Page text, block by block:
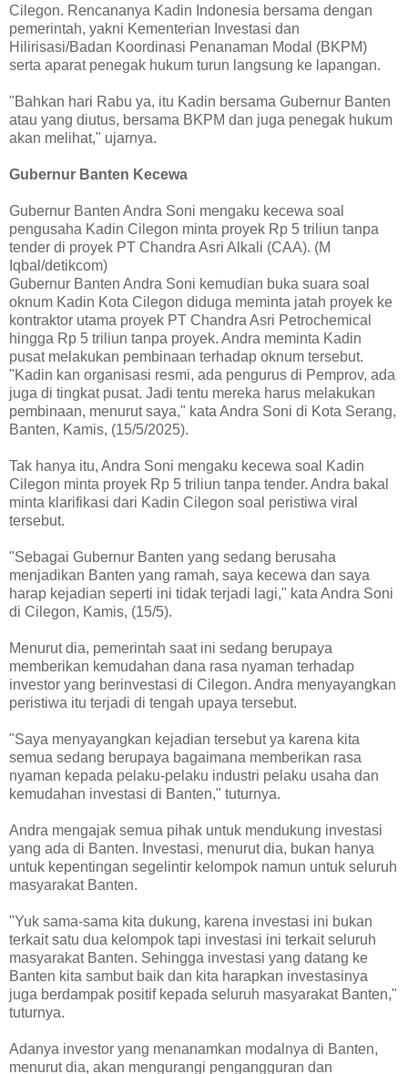
Cilegon. Rencananya Kadin Indonesia bersama dengan
pemerintah, yakni Kementerian Investasi dan
Hilirisasi/Badan Koordinasi Penanaman Modal (BKPM)
serta aparat penegak hukum turun langsung ke lapangan.
"Bahkan hari Rabu ya, itu Kadin bersama Gubernur Banten
atau yang diutus, bersama BKPM dan juga penegak hukum
akan melihat," ujarnya.
Gubernur Banten Kecewa
Gubernur Banten Andra Soni mengaku kecewa soal
pengusaha Kadin Cilegon minta proyek Rp 5 triliun tanpa
tender di proyek PT Chandra Asri Alkali (CAA). (M
Iqbal/detikcom)
Gubernur Banten Andra Soni kemudian buka suara soal
oknum Kadin Kota Cilegon diduga meminta jatah proyek ke
kontraktor utama proyek PT Chandra Asri Petrochemical
hingga Rp 5 triliun tanpa proyek. Andra meminta Kadin
pusat melakukan pembinaan terhadap oknum tersebut.
"Kadin kan organisasi resmi, ada pengurus di Pemprov, ada
juga di tingkat pusat. Jadi tentu mereka harus melakukan
pembinaan, menurut saya," kata Andra Soni di Kota Serang,
Banten, Kamis, (15/5/2025).
Tak hanya itu, Andra Soni mengaku kecewa soal Kadin
Cilegon minta proyek Rp 5 triliun tanpa tender. Andra bakal
minta klarifikasi dari Kadin Cilegon soal peristiwa viral
tersebut.
"Sebagai Gubernur Banten yang sedang berusaha
menjadikan Banten yang ramah, saya kecewa dan saya
harap kejadian seperti ini tidak terjadi lagi," kata Andra Soni
di Cilegon, Kamis, (15/5).
Menurut dia, pemerintah saat ini sedang berupaya
memberikan kemudahan dana rasa nyaman terhadap
investor yang berinvestasi di Cilegon. Andra menyayangkan
peristiwa itu terjadi di tengah upaya tersebut.
"Saya menyayangkan kejadian tersebut ya karena kita
semua sedang berupaya bagaimana memberikan rasa
nyaman kepada pelaku-pelaku industri pelaku usaha dan
kemudahan investasi di Banten," tuturnya.
Andra mengajak semua pihak untuk mendukung investasi
yang ada di Banten. Investasi, menurut dia, bukan hanya
untuk kepentingan segelintir kelompok namun untuk seluruh
masyarakat Banten.
"Yuk sama-sama kita dukung, karena investasi ini bukan
terkait satu dua kelompok tapi investasi ini terkait seluruh
masyarakat Banten. Sehingga investasi yang datang ke
Banten kita sambut baik dan kita harapkan investasinya
juga berdampak positif kepada seluruh masyarakat Banten,"
tuturnya.
Adanya investor yang menanamkan modalnya di Banten,
menurut dia, akan mengurangi pengangguran dan